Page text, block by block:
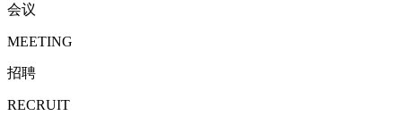
会议
MEETING
招聘
RECRUIT